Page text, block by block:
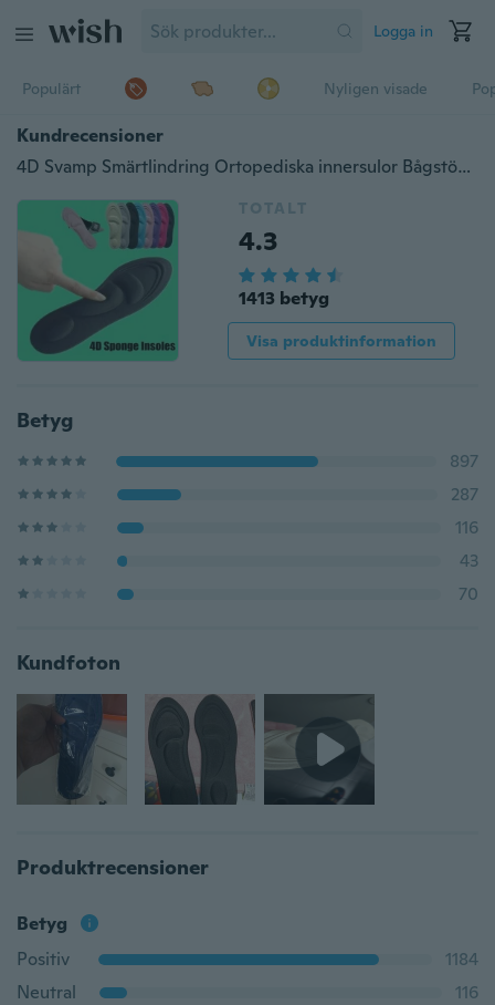
Logga in
Populärt Nyligen visade
Kundrecensioner
4D Svamp Smärtlindring Ortopediska innersulor Bågstöd Skärsko Fotplatta Sula
TOTALT
4.3
1413 betyg
Visa produktinformation
Betyg
897
287
116
43
70
Kundfoton
Produktrecensioner
Betyg
Positiv
1184
Neutral
116